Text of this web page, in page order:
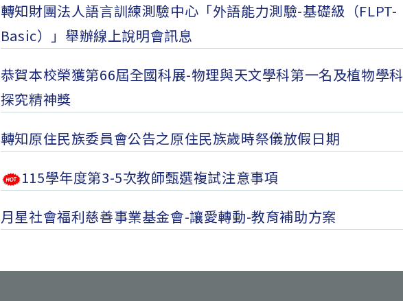
轉知財團法人語言訓練測驗中心「外語能力測驗-基礎級（FLPT-
Basic）」舉辦線上說明會訊息
恭賀本校榮獲第66屆全國科展-物理與天文學科第一名及植物學科
探究精神獎
轉知原住民族委員會公告之原住民族歲時祭儀放假日期
115學年度第3-5次教師甄選複試注意事項
月星社會福利慈善事業基金會-讓愛轉動-教育補助方案